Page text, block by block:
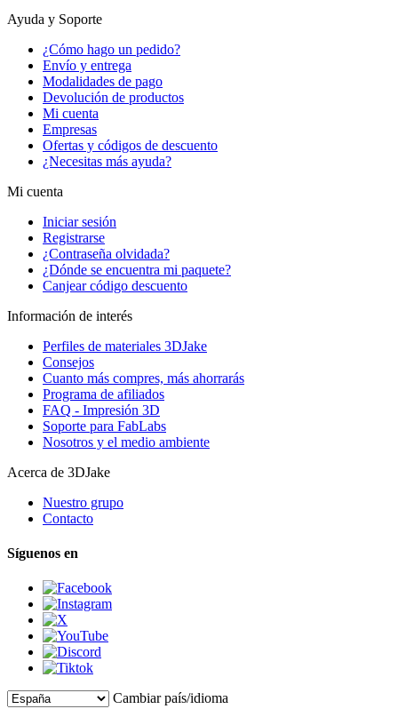
Ayuda y Soporte
¿Cómo hago un pedido?
Envío y entrega
Modalidades de pago
Devolución de productos
Mi cuenta
Empresas
Ofertas y códigos de descuento
¿Necesitas más ayuda?
Mi cuenta
Iniciar sesión
Registrarse
¿Contraseña olvidada?
¿Dónde se encuentra mi paquete?
Canjear código descuento
Información de interés
Perfiles de materiales 3DJake
Consejos
Cuanto más compres, más ahorrarás
Programa de afiliados
FAQ - Impresión 3D
Soporte para FabLabs
Nosotros y el medio ambiente
Acerca de 3DJake
Nuestro grupo
Contacto
Síguenos en
Cambiar país/idioma